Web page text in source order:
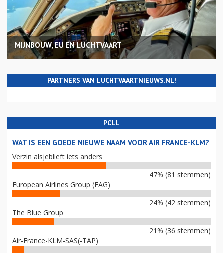
MIJNBOUW, EU EN LUCHTVAART
PARTNERS VAN LUCHTVAARTNIEUWS.NL!
POLL
WAT IS EEN GOEDE NIEUWE NAAM VOOR AIR FRANCE-KLM?
Verzin alsjeblieft iets anders
47% (81 stemmen)
European Airlines Group (EAG)
24% (42 stemmen)
The Blue Group
21% (36 stemmen)
Air-France-KLM-SAS(-TAP)